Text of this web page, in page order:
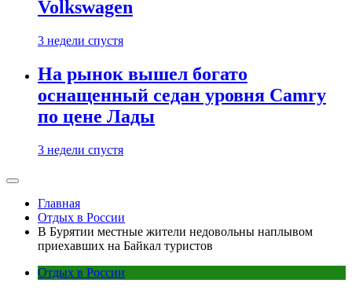
Volkswagen
3 недели спустя
На рынок вышел богато
оснащенный седан уровня Camry
по цене Лады
3 недели спустя
Главная
Отдых в России
В Бурятии местные жители недовольны наплывом
приехавших на Байкал туристов
Отдых в России